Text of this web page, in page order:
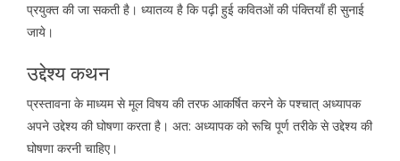
प्रयुक्त की जा सकती है। ध्यातव्य है कि पढ़ी हुई कवितओं की पंक्तियाँ ही सुनाई
जाये।
उद्देश्य कथन
प्रस्तावना के माध्यम से मूल विषय की तरफ आकर्षित करने के पश्चात् अध्यापक
अपने उद्देश्य की घोषणा करता है। अत: अध्यापक को रूचि पूर्ण तरीके से उद्देश्य की
घोषणा करनी चाहिए।